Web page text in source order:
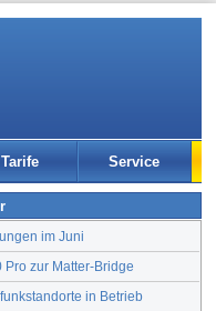
Tarife Service
im Juni
Pro zur Matter-Bridge
in Betrieb